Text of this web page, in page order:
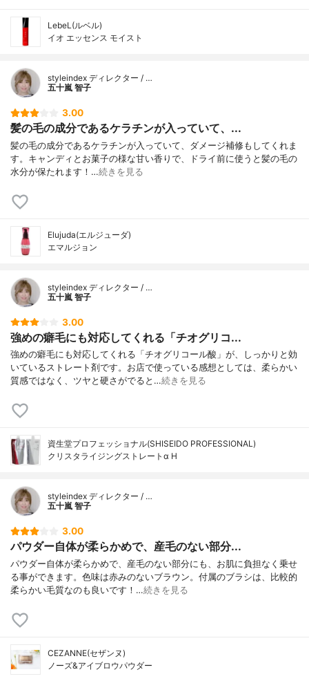
LebeL(ルベル)
イオ エッセンス モイスト
styleindex ディレクター / …
五十嵐 智子
3.00
髪の毛の成分であるケラチンが入っていて、...
髪の毛の成分であるケラチンが入っていて、ダメージ補修もしてくれま
す。キャンディとお菓子の様な甘い香りで、ドライ前に使うと髪の毛の
水分が保たれます！…続きを見る
Elujuda(エルジューダ)
エマルジョン
styleindex ディレクター / …
五十嵐 智子
3.00
強めの癖毛にも対応してくれる「チオグリコ...
強めの癖毛にも対応してくれる「チオグリコール酸」が、しっかりと効
いているストレート剤です。お店で使っている感想としては、柔らかい
質感ではなく、ツヤと硬さがでると…続きを見る
資生堂プロフェッショナル(SHISEIDO PROFESSIONAL)
クリスタライジングストレートα H
styleindex ディレクター / …
五十嵐 智子
3.00
パウダー自体が柔らかめで、産毛のない部分...
パウダー自体が柔らかめで、産毛のない部分にも、お肌に負担なく乗せ
る事ができます。色味は赤みのないブラウン。付属のブラシは、比較的
柔らかい毛質なのも良いです！…続きを見る
CEZANNE(セザンヌ)
ノーズ&アイブロウパウダー